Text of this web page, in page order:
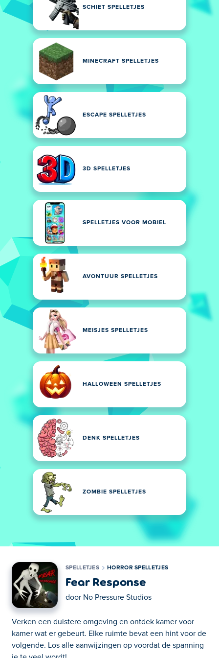
SCHIET SPELLETJES
MINECRAFT SPELLETJES
ESCAPE SPELLETJES
3D SPELLETJES
SPELLETJES VOOR MOBIEL
AVONTUUR SPELLETJES
MEISJES SPELLETJES
HALLOWEEN SPELLETJES
DENK SPELLETJES
ZOMBIE SPELLETJES
SPELLETJES HORROR SPELLETJES
Fear Response
door No Pressure Studios
Verken een duistere omgeving en ontdek kamer voor
kamer wat er gebeurt. Elke ruimte bevat een hint voor de
volgende. Los alle aanwijzingen op voordat de spanning